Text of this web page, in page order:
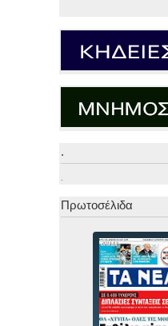
.
.
Πρωτοσέλιδα